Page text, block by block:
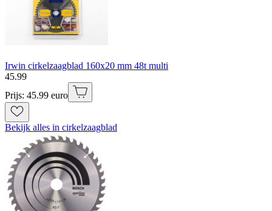
Irwin cirkelzaagblad 160x20 mm 48t multi
45.99
Prijs: 45.99 euro
Bekijk alles in cirkelzaagblad